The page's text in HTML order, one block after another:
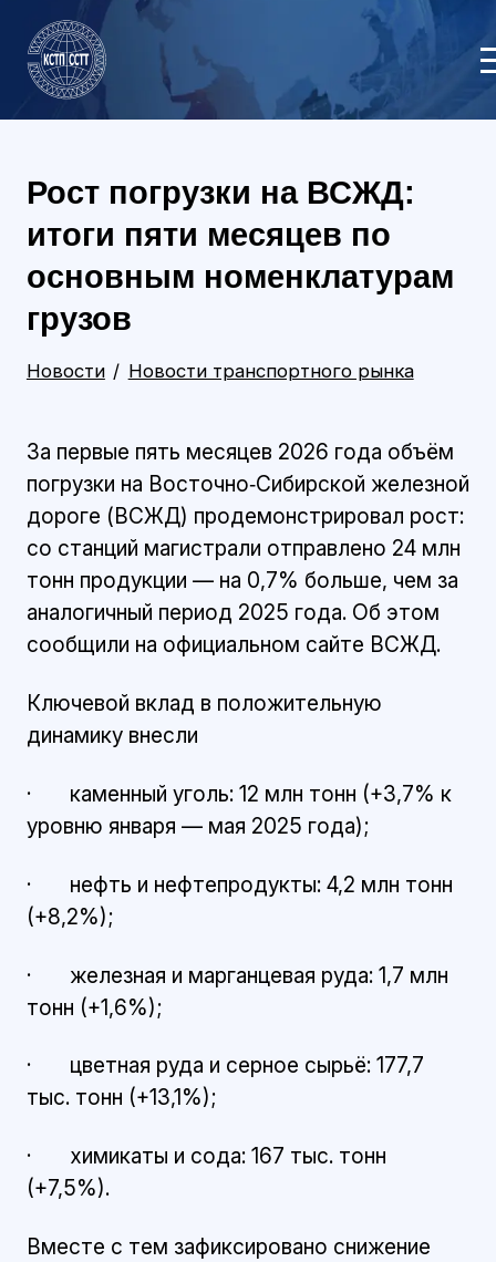
Рост погрузки на ВСЖД:
итоги пяти месяцев по
основным номенклатурам
грузов
Новости Новости транспортного рынка
За первые пять месяцев 2026 года объём
погрузки на Восточно‑Сибирской железной
дороге (ВСЖД) продемонстрировал рост:
со станций магистрали отправлено 24 млн
тонн продукции — на 0,7% больше, чем за
аналогичный период 2025 года. Об этом
сообщили на официальном сайте ВСЖД.
Ключевой вклад в положительную
динамику внесли
· каменный уголь: 12 млн тонн (+3,7% к
уровню января — мая 2025 года);
· нефть и нефтепродукты: 4,2 млн тонн
(+8,2%);
· железная и марганцевая руда: 1,7 млн
тонн (+1,6%);
· цветная руда и серное сырьё: 177,7
тыс. тонн (+13,1%);
· химикаты и сода: 167 тыс. тонн
(+7,5%).
Вместе с тем зафиксировано снижение